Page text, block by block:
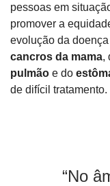
pessoas em
promover a
cancros da mama,
pulmão e do
de difícil tratamento.
“No